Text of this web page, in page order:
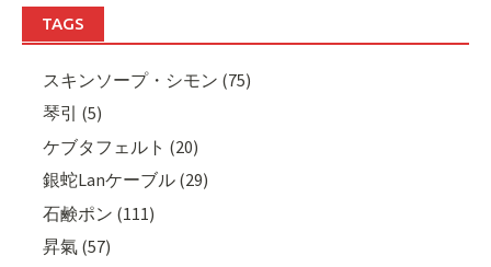
TAGS
スキンソープ・シモン (75)
琴引 (5)
ケブタフェルト (20)
銀蛇Lanケーブル (29)
石鹸ポン (111)
昇氣 (57)